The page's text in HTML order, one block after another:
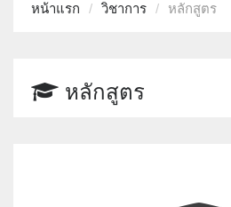
หน้าแรก วิชาการ หลักสูตร
หลักสูตร